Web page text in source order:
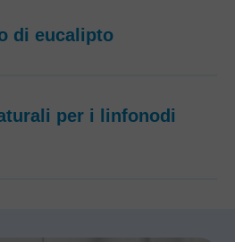
di eucalipto
per i linfonodi